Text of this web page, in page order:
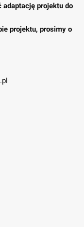
projektu do
projektu, prosimy o